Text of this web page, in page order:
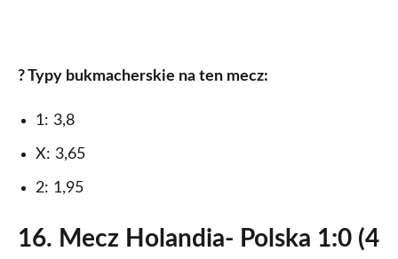
? Typy bukmacherskie na ten mecz:
1: 3,8
X: 3,65
2: 1,95
16. Mecz Holandia- Polska 1:0 (4